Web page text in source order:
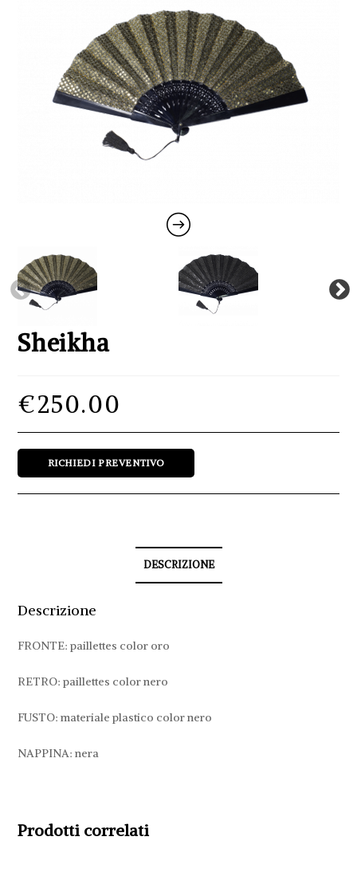
Sheikha
€250.00
Sheikha
quantità
RICHIEDI PREVENTIVO
DESCRIZIONE
Descrizione
FRONTE: paillettes color oro
RETRO: paillettes color nero
FUSTO: materiale plastico color nero
NAPPINA: nera
Prodotti correlati